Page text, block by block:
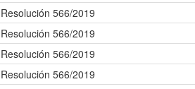
Resolución 566/2019
Resolución 566/2019
Resolución 566/2019
Resolución 566/2019